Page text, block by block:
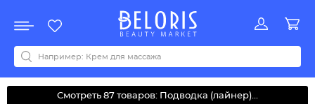
Акции
Все бренды
0-9ABCDEFGHIJKLMNOPQRSTUVWYZАБВДЗИМОКЛНПРСТУФ
Смотреть 87 товаров: Подводка (лайнер)...